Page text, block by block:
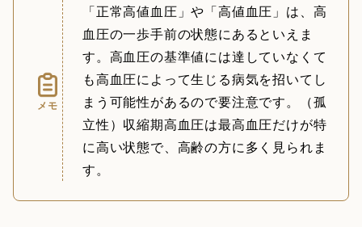
メモ
「正常高値血圧」や「高値血圧」は、高
血圧の一歩手前の状態にあるといえま
す。高血圧の基準値には達していなくて
も高血圧によって生じる病気を招いてし
まう可能性があるので要注意です。（孤
立性）収縮期高血圧は最高血圧だけが特
に高い状態で、高齢の方に多く見られま
す。